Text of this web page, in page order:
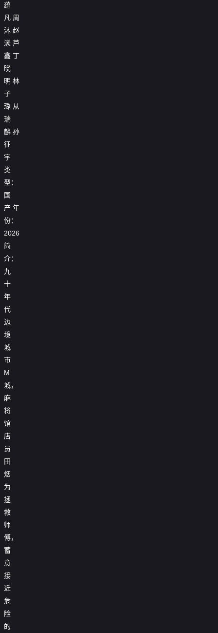
蕴
凡 周
沐 赵
漾 芦
鑫 丁
晓
明 林
子
璐 从
瑞
麟 孙
征
宇
类
型：
国
产 年
份：
2026
简
介：
九
十
年
代
边
境
城
市
M
城，
麻
将
馆
店
员
田
烟
为
拯
救
师
傅，
蓄
意
接
近
危
险
的



